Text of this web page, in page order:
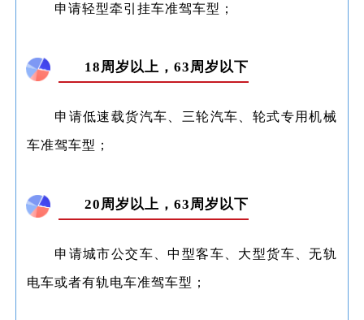
申请轻型牵引挂车准驾车型；
18周岁以上，63周岁以下
申请低速载货汽车、三轮汽车、轮式专用机械
车准驾车型；
20周岁以上，63周岁以下
申请城市公交车、中型客车、大型货车、无轨
电车或者有轨电车准驾车型；